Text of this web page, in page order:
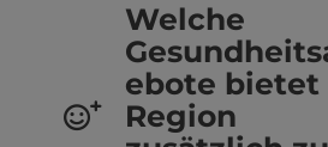
Welche
ebote bietet
Region